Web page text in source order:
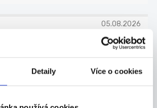
Detaily Více o cookies
05.08.2026
– až 48 000 Kč/
(trubkové) - práce pouze na 1 ...